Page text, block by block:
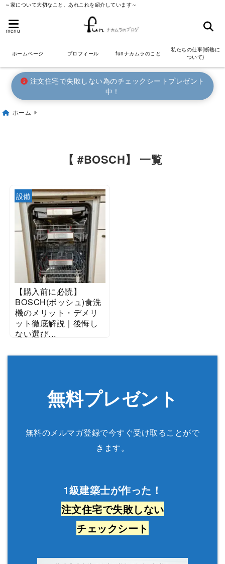
～家について大切なこと、あれこれを紹介しています～
menu
ホームページ プロフィール funナカムラのこと
私たちの仕事(断熱に
ついて)
注文住宅で失敗しない為のチェックシートプレゼント
中！
ホーム
【 #BOSCH】 一覧
設備
【購入前に必読】
BOSCH(ボッシュ)食洗
機のメリット・デメリ
ット徹底解説｜後悔し
ない選び...
無料プレゼント
無料のメルマガ登録で今すぐ受け取ることがで
きます。
1級建築士が作った！
注文住宅で失敗しない
チェックシート